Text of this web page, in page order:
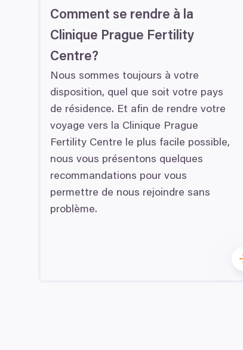
Identifikovali
Zjistěte více o tom,
můžete kdykoliv
K personalizaci
cookie. Informace o
tyto údaje mohou
používáte jejich služby.
Výběr
souhlasu
Comment se rendre à la
Clinique Prague Fertility
Centre?
Nous sommes toujours à votre
disposition, quel que soit votre pays
de résidence. Et afin de rendre votre
voyage vers la Clinique Prague
Fertility Centre le plus facile possible,
nous vous présentons quelques
recommandations pour vous
permettre de nous rejoindre sans
problème.